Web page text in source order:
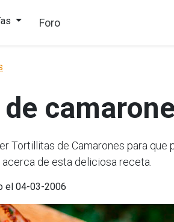
Foro
Tortillitas de Camarones para
de esta deliciosa receta.
el 04-03-2006